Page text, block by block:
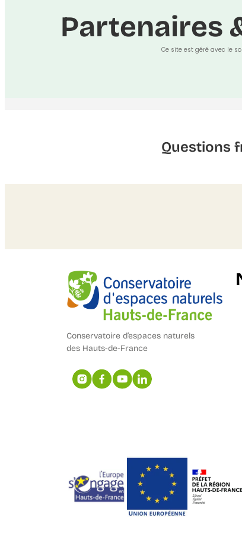
Partenaires
Ce site est géré avec le
Questions
Conservatoire d’espaces naturels
des Hauts-de-France